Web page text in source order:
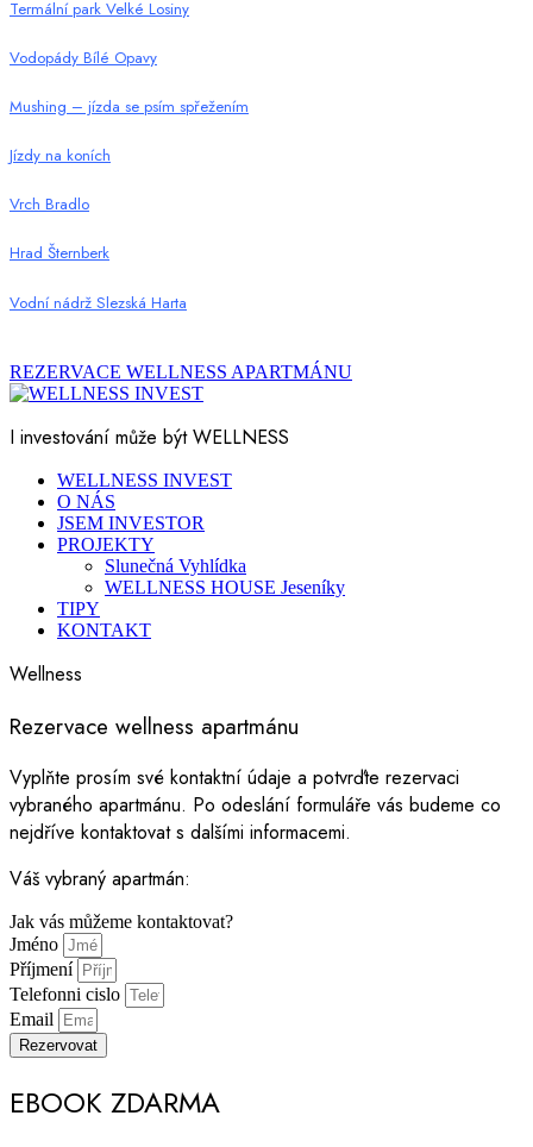
Termální park Velké Losiny
Vodopády Bílé Opavy
Mushing – jízda se psím spřežením
Jízdy na koních
Vrch Bradlo
Hrad Šternberk
Vodní nádrž Slezská Harta
REZERVACE WELLNESS APARTMÁNU
I investování může být WELLNESS
WELLNESS INVEST
O NÁS
JSEM INVESTOR
PROJEKTY
Slunečná Vyhlídka
WELLNESS HOUSE Jeseníky
TIPY
KONTAKT
Wellness
Rezervace wellness apartmánu
Vyplňte prosím své kontaktní údaje a potvrďte rezervaci
vybraného apartmánu. Po odeslání formuláře vás budeme co
nejdříve kontaktovat s dalšími informacemi.
Váš vybraný apartmán:
Jak vás můžeme kontaktovat?
Jméno
Příjmení
Telefonni cislo
Email
Rezervovat
EBOOK ZDARMA